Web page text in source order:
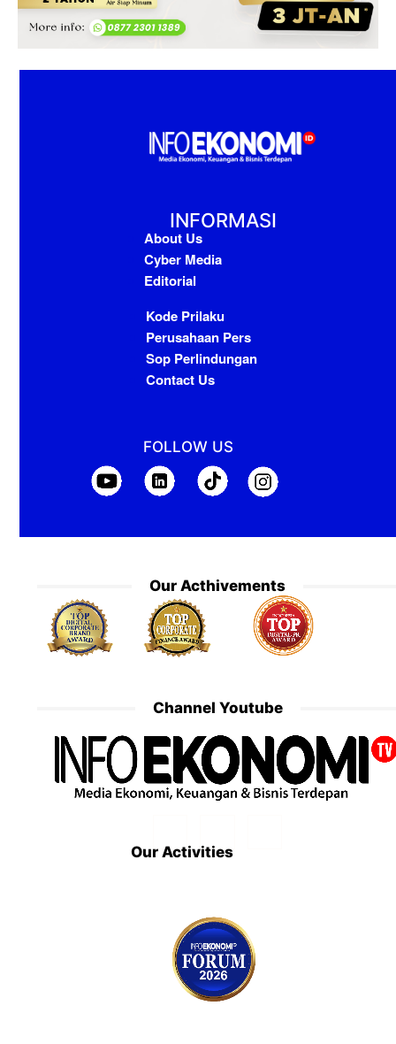
INFORMASI
About Us
Cyber Media
Editorial
Kode Prilaku
Perusahaan Pers
Sop Perlindungan
Contact Us
FOLLOW US
Our Acthivements
Channel Youtube
Our Activities